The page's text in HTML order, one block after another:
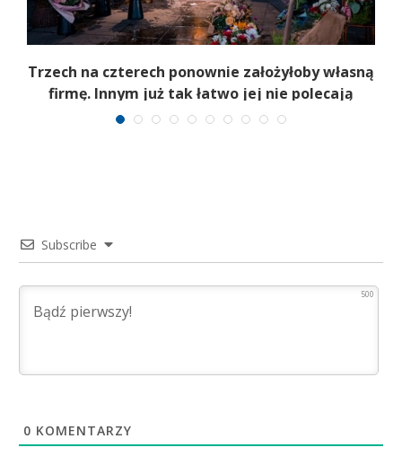
Trzech na czterech ponownie założyłoby własną
firmę. Innym już tak łatwo jej nie polecają
Subscribe
500
0 KOMENTARZY